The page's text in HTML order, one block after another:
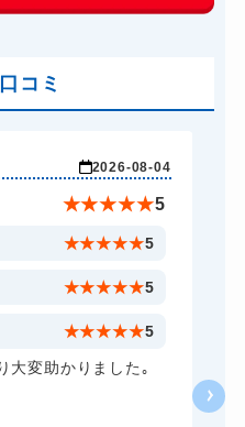
14,300円～(税込)
8,800円～(税込)
8,800円～(税込)
14,300円～(税込)
11,000円～(税込)
8,800円～(税込)
10,780円～(税込)
コミ
2026-08-04
★★★★★5
★★★★★5
★★★★★5
★★★★★5
大変助かりました｡